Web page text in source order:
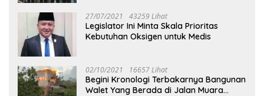
27/07/2021 43259 Lihat
Legislator Ini Minta Skala Prioritas
Kebutuhan Oksigen untuk Medis
02/10/2021 16657 Lihat
Begini Kronologi Terbakarnya Bangunan
Walet Yang Berada di Jalan Muara